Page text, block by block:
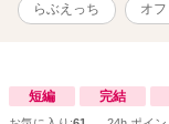
らぶえっち オ
短編 完結